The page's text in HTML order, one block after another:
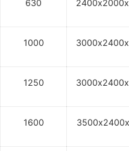
630
1000
1250
1600